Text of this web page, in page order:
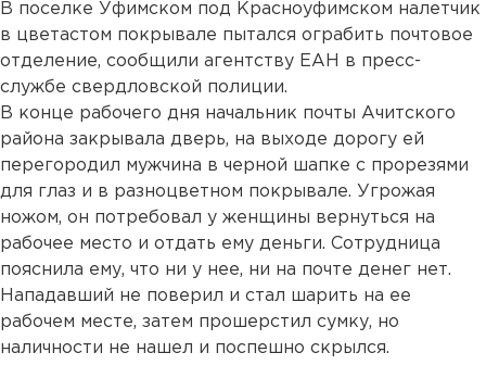
В поселке Уфимском под Красноуфимском налетчик
в цветастом покрывале пытался ограбить почтовое
отделение, сообщили агентству ЕАН в пресс-
службе свердловской полиции.
В конце рабочего дня начальник почты Ачитского
района закрывала дверь, на выходе дорогу ей
перегородил мужчина в черной шапке с прорезями
для глаз и в разноцветном покрывале. Угрожая
ножом, он потребовал у женщины вернуться на
рабочее место и отдать ему деньги. Сотрудница
пояснила ему, что ни у нее, ни на почте денег нет.
Нападавший не поверил и стал шарить на ее
рабочем месте, затем прошерстил сумку, но
наличности не нашел и поспешно скрылся.